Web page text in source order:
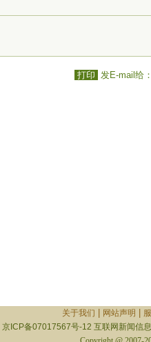
打印 发E-mail给
关于我们 网站声明
京ICP备07017567号-12 互联网新闻信